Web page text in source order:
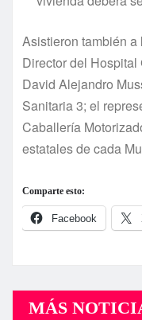
Asistieron también
Director del
David Alejandro
Sanitaria 3; el
Caballería
estatales de cada
Comparte esto:
Facebook
MÁS